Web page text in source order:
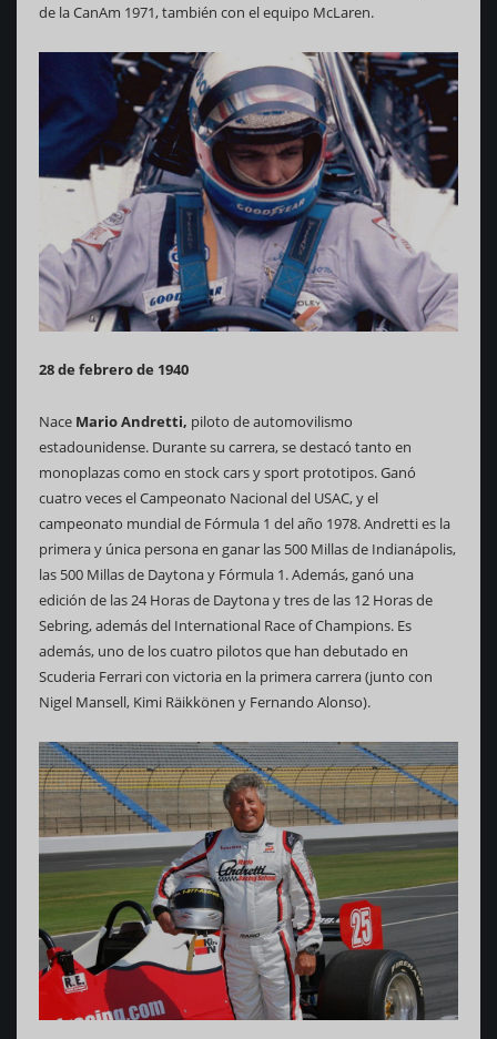
de la CanAm 1971, también con el equipo McLaren.
28 de febrero de 1940
Nace Mario Andretti, piloto de automovilismo
estadounidense. Durante su carrera, se destacó tanto en
monoplazas como en stock cars y sport prototipos. Ganó
cuatro veces el Campeonato Nacional del USAC, y el
campeonato mundial de Fórmula 1 del año 1978. Andretti es la
primera y única persona en ganar las 500 Millas de Indianápolis,
las 500 Millas de Daytona y Fórmula 1. Además, ganó una
edición de las 24 Horas de Daytona y tres de las 12 Horas de
Sebring, además del International Race of Champions. Es
además, uno de los cuatro pilotos que han debutado en
Scuderia Ferrari con victoria en la primera carrera (junto con
Nigel Mansell, Kimi Räikkönen y Fernando Alonso).